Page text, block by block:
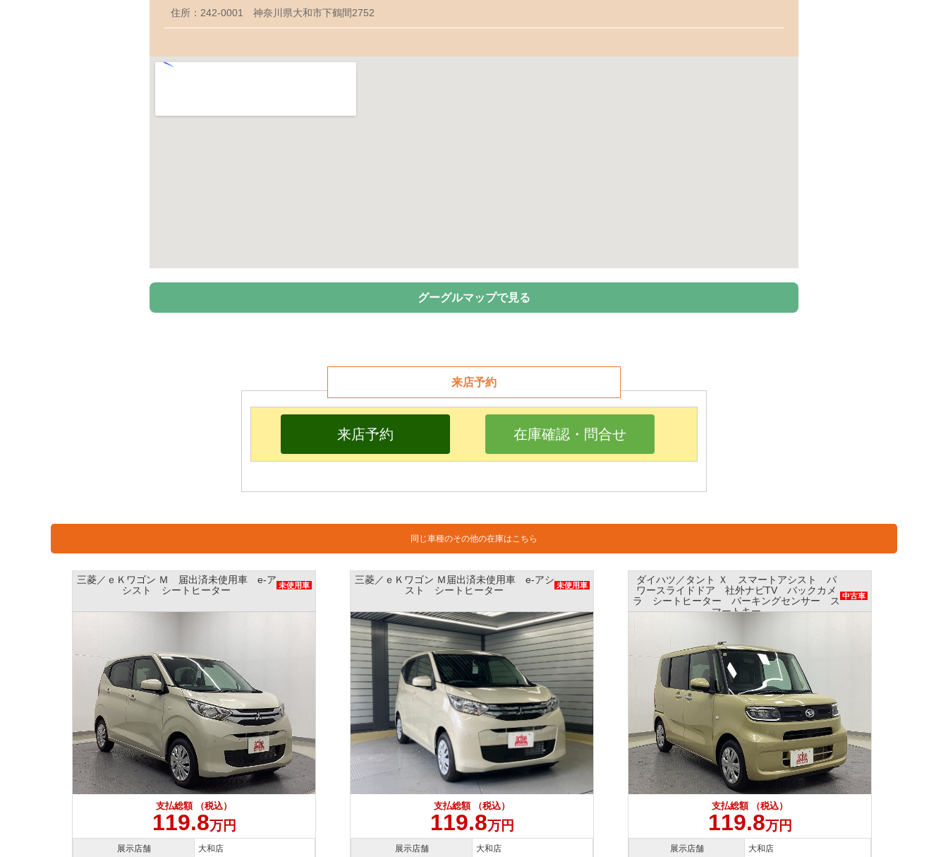
住所：242-0001 神奈川県大和市下鶴間2752
グーグルマップで見る
来店予約
来店予約 在庫確認・問合せ
同じ車種のその他の在庫はこちら
三菱／ｅＫワゴン Ｍ 届出済未使用車 e-ア
シスト シートヒーター
未使用車
支払総額 （税込）
119.8万円
展示店舗 大和店
三菱／ｅＫワゴン Ｍ届出済未使用車 e-アシ
スト シートヒーター
未使用車
支払総額 （税込）
119.8万円
展示店舗 大和店
ダイハツ／タント Ｘ スマートアシスト パ
ワースライドドア 社外ナビTV バックカメ
ラ シートヒーター パーキングセンサー ス
マートキー
中古車
支払総額 （税込）
119.8万円
展示店舗 大和店